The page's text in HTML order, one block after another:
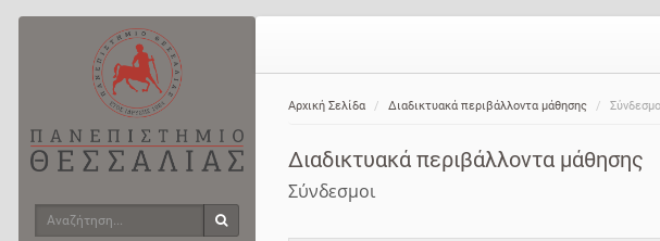
Αρχική Σελίδα Διαδικτυακά περιβάλλοντα μάθησης
Διαδικτυακά περιβάλλοντα μάθησης
Σύνδεσμοι
Αναζήτηση